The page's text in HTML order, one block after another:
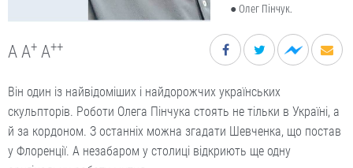
● Олег Пінчук.
A A+ A++
Він один із найвідоміших і найдорожчих українських
скульпторів. Роботи Олега Пінчука стоять не тільки в Україні, а
й за кордоном. З останніх можна згадати Шевченка, що постав
у Флоренції. А незабаром у столиці відкриють ще одну